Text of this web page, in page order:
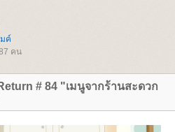
ค์
คน
# 84 "เมนูจากร้านสะดวก